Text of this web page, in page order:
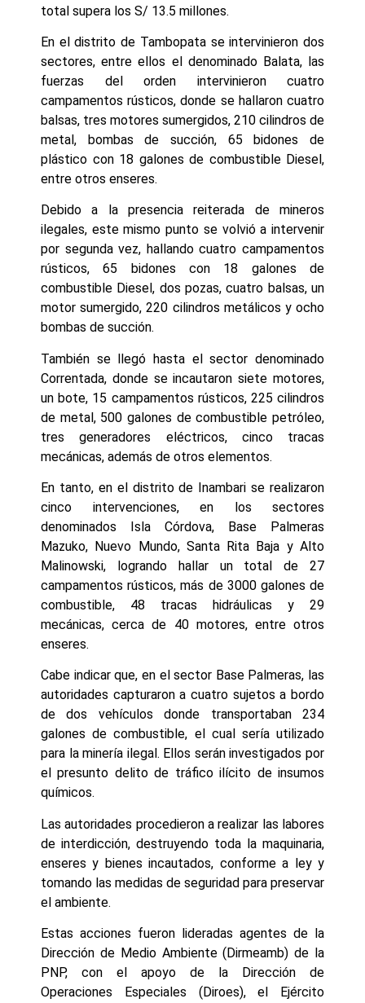
total supera los S/ 13.5 millones.
En el distrito de Tambopata se intervinieron dos
sectores, entre ellos el denominado Balata, las
fuerzas del orden intervinieron cuatro
campamentos rústicos, donde se hallaron cuatro
balsas, tres motores sumergidos, 210 cilindros de
metal, bombas de succión, 65 bidones de
plástico con 18 galones de combustible Diesel,
entre otros enseres.
Debido a la presencia reiterada de mineros
ilegales, este mismo punto se volvió a intervenir
por segunda vez, hallando cuatro campamentos
rústicos, 65 bidones con 18 galones de
combustible Diesel, dos pozas, cuatro balsas, un
motor sumergido, 220 cilindros metálicos y ocho
bombas de succión.
También se llegó hasta el sector denominado
Correntada, donde se incautaron siete motores,
un bote, 15 campamentos rústicos, 225 cilindros
de metal, 500 galones de combustible petróleo,
tres generadores eléctricos, cinco tracas
mecánicas, además de otros elementos.
En tanto, en el distrito de Inambari se realizaron
cinco intervenciones, en los sectores
denominados Isla Córdova, Base Palmeras
Mazuko, Nuevo Mundo, Santa Rita Baja y Alto
Malinowski, logrando hallar un total de 27
campamentos rústicos, más de 3000 galones de
combustible, 48 tracas hidráulicas y 29
mecánicas, cerca de 40 motores, entre otros
enseres.
Cabe indicar que, en el sector Base Palmeras, las
autoridades capturaron a cuatro sujetos a bordo
de dos vehículos donde transportaban 234
galones de combustible, el cual sería utilizado
para la minería ilegal. Ellos serán investigados por
el presunto delito de tráfico ilícito de insumos
químicos.
Las autoridades procedieron a realizar las labores
de interdicción, destruyendo toda la maquinaria,
enseres y bienes incautados, conforme a ley y
tomando las medidas de seguridad para preservar
el ambiente.
Estas acciones fueron lideradas agentes de la
Dirección de Medio Ambiente (Dirmeamb) de la
PNP, con el apoyo de la Dirección de
Operaciones Especiales (Diroes), el Ejército